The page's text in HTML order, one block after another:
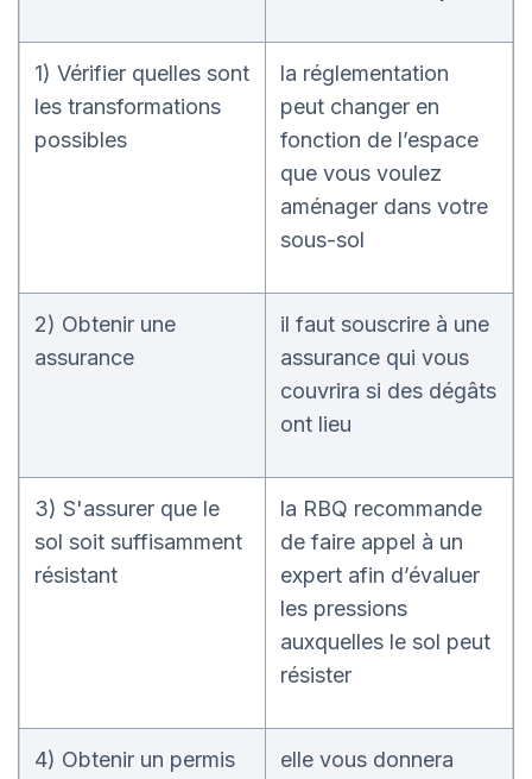
1) Vérifier quelles sont
les transformations
possibles
la réglementation
peut changer en
fonction de l’espace
que vous voulez
aménager dans votre
sous-sol
2) Obtenir une
assurance
il faut souscrire à une
assurance qui vous
couvrira si des dégâts
ont lieu
3) S'assurer que le
sol soit suffisamment
résistant
la RBQ recommande
de faire appel à un
expert afin d’évaluer
les pressions
auxquelles le sol peut
résister
4) Obtenir un permis
elle vous donnera